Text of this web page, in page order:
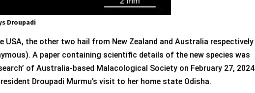
Droupadi
USA, the other two hail from New Zealand and Australia respectively
A paper containing scientific details of the new species was
of Australia-based Malacological Society on February 27, 2024
Droupadi Murmu’s visit to her home state Odisha.